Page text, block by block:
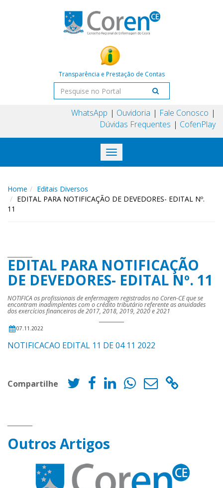
Transparência e Prestação de Contas
WhatsApp Ouvidoria
Fale Conosco
Dúvidas Frequentes
CofenPlay
Toggle
navigation
Home
Editais Diversos
EDITAL PARA NOTIFICAÇÃO DE DEVEDORES- EDITAL Nº.
11
EDITAL PARA NOTIFICAÇÃO
DE DEVEDORES- EDITAL Nº. 11
NOTIFICA os profissionais de enfermagem registrados no Coren-CE que se
encontram inadimplentes com o crédito tributário referente as anuidades
dos exercícios financeiros de 2017, 2018, 2019, 2020 e 2021
07.11.2022
NOTIFICACAO EDITAL 11 DE 04 11 2022
Compartilhe
Outros Artigos